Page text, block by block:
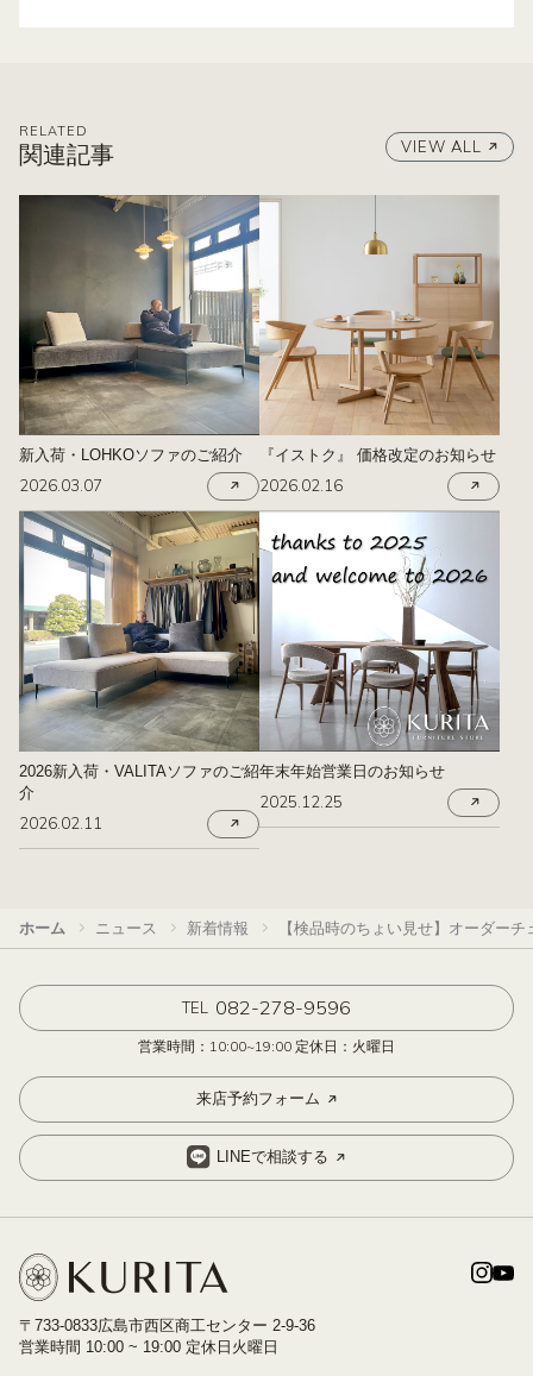
RELATED
関連記事 VIEW ALL
新入荷・LOHKOソファのご紹介
2026.03.07
『イストク』 価格改定のお知らせ
2026.02.16
2026新入荷・VALITAソファのご紹
介
2026.02.11
年末年始営業日のお知らせ
2025.12.25
ホーム ニュース 新着情報 【検品時のちょい見せ】オーダーチ
TEL 082-278-9596
営業時間：10:00~19:00 定休日：火曜日
来店予約フォーム
LINEで相談する
〒733-0833広島市西区商工センター 2-9-36
営業時間 10:00 ~ 19:00 定休日火曜日